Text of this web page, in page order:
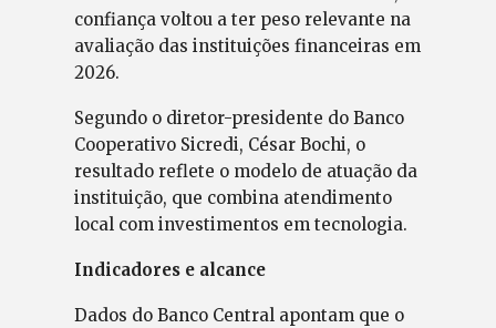
confiança voltou a ter peso relevante na
avaliação das instituições financeiras em
2026.
Segundo o diretor-presidente do Banco
Cooperativo Sicredi, César Bochi, o
resultado reflete o modelo de atuação da
instituição, que combina atendimento
local com investimentos em tecnologia.
Indicadores e alcance
Dados do Banco Central apontam que o